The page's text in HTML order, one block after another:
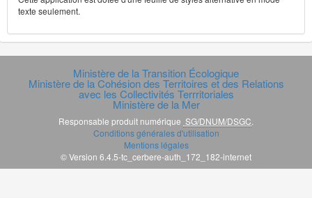
texte seulement.
Ministère de la Transition Écologique
Ministère de la Cohésion des Territoires et des Relations
avec les Collectivités Terrritoriales
Ministère de la Mer
Responsable produit numérique SG/DNUM/DSGC
Conditions générales d'utilisation
Mentions légales
© Version 6.4.5-tc_cerbere-auth_172_182-internet